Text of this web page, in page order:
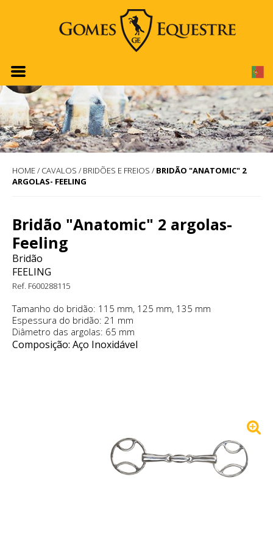
HOME/ CAVALOS / BRIDÕES E FREIOS / BRIDÃO "ANATOMIC" 2
ARGOLAS- FEELING
Bridão "Anatomic" 2 argolas-
Feeling
Bridão
FEELING
Ref. F600288115
Tamanho do bridão: 115 mm, 125 mm, 135 mm
Espessura do bridão: 21 mm
Diâmetro das argolas: 65 mm
Composição: Aço Inoxidável